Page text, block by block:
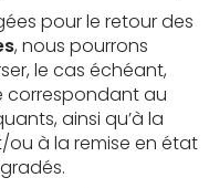
pour le retour des
, nous pourrons
le cas échéant,
correspondant au
ainsi qu’à la
à la remise en état